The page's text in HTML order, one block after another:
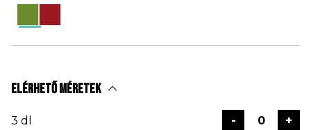
Elérhető méretek
3 dl - +